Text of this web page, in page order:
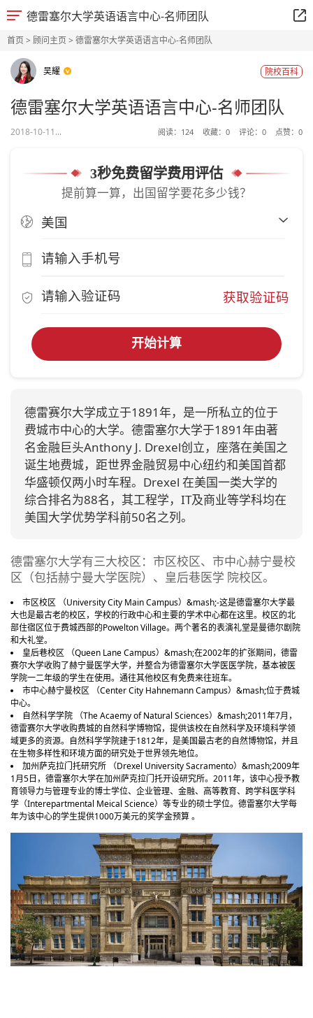
德雷塞尔大学英语语言中心-名师团队
首页> 顾问主页> 德雷塞尔大学英语语言中心-名师团队
吴耀 院校百科
德雷塞尔大学英语语言中心-名师团队
2018-10-11... 阅读： 124 收藏： 0 评论： 0 点赞： 0
3秒免费留学费用评估
提前算一算，出国留学要花多少钱？
获取验证码
开始计算
德雷赛尔大学成立于1891年，是一所私立的位于
费城市中心的大学。德雷塞尔大学于1891年由著
名金融巨头Anthony J. Drexel创立，座落在美国之
诞生地费城，距世界金融贸易中心纽约和美国首都
华盛顿仅两小时车程。Drexel 在美国一类大学的
综合排名为88名，其工程学，IT及商业等学科均在
美国大学优势学科前50名之列。
德雷塞尔大学有三大校区：市区校区、市中心赫宁曼校
区（包括赫宁曼大学医院）、皇后巷医学 院校区。
市区校区 （University City Main Campus）&mash;-这是德雷塞尔大学最
大也是最古老的校区，学校的行政中心和主要的学术中心都在这里。校区的北
部住宿区位于费城西部的Powelton Village。两个著名的表演礼堂是曼德尔剧院
和大礼堂。
皇后巷校区 （Queen Lane Campus）&mash;在2002年的扩张期间，德雷
赛尔大学收购了赫宁曼医学大学，并整合为德雷塞尔大学医医学院，基本被医
学院一二年级的学生在使用。通往其他校区有免费来往班车。
市中心赫宁曼校区 （Center City Hahnemann Campus）&mash;位于费城
中心。
自然科学学院 （The Acaemy of Natural Sciences）&mash;2011年7月，
德雷赛尔大学收购费城的自然科学博物馆，提供该校在自然科学及环境科学领
域更多的资源。自然科学学院建于1812年，是美国最古老的自然博物馆，并且
在生物多样性和环境方面的研究处于世界领先地位。
加州萨克拉门托研究所 （Drexel University Sacramento）&mash;2009年
1月5日，德雷塞尔大学在加州萨克拉门托开设研究所。2011年，该中心授予教
育领导力与管理专业的博士学位、企业管理、金融、高等教育、跨学科医学科
学（Interepartmental Meical Science）等专业的硕士学位。德雷塞尔大学每
年为该中心的学生提供1000万美元的奖学金预算 。